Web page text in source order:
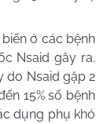
ở các bệnh
Nsaid gây ra.
do Nsaid gặp 2
15% số bệnh
dụng phụ khó